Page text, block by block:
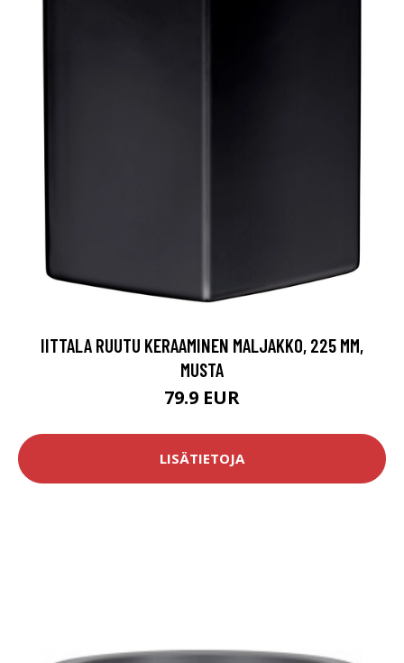
IITTALA RUUTU KERAAMINEN MALJAKKO, 225 MM,
MUSTA
79.9 EUR
LISÄTIETOJA